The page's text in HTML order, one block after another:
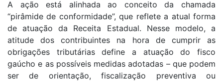
A ação está alinhada ao conceito da chamada
“pirâmide de conformidade”, que reflete a atual forma
de atuação da Receita Estadual. Nesse modelo, a
atitude dos contribuintes na hora de cumprir as
obrigações tributárias define a atuação do fisco
gaúcho e as possíveis medidas adotadas – que podem
ser de orientação, fiscalização preventiva ou